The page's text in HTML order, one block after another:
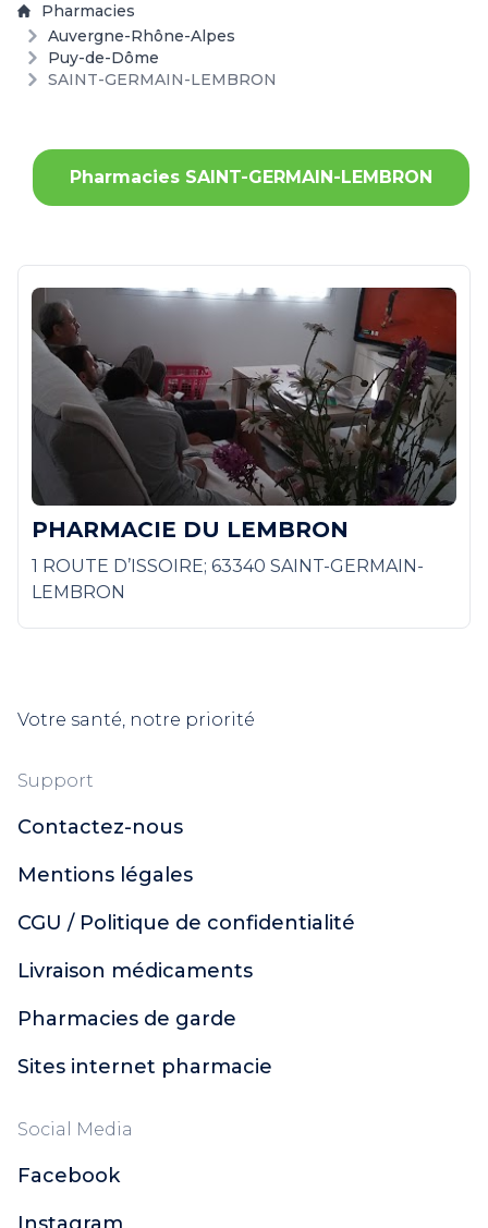
Pharmacies
Auvergne-Rhône-Alpes
Puy-de-Dôme
SAINT-GERMAIN-LEMBRON
Pharmacies SAINT-GERMAIN-LEMBRON
PHARMACIE DU LEMBRON
1 ROUTE D’ISSOIRE; 63340 SAINT-GERMAIN-
LEMBRON
Votre santé, notre priorité
Support
Contactez-nous
Mentions légales
CGU / Politique de confidentialité
Livraison médicaments
Pharmacies de garde
Sites internet pharmacie
Social Media
Facebook